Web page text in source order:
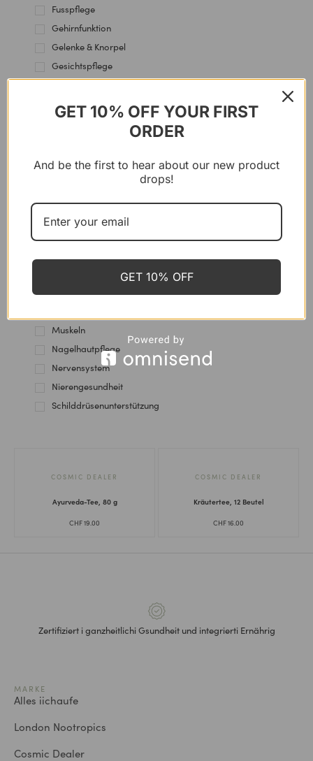
Fusspflege
Gehirnfunktion
Gelenke & Knorpel
Gesichtspflege
Haarpflege
Handpflege
Herz & Blutgefässe
Kniepflege
Leberunterstützung
Lippenpflege
Muskeln
Nagelhautpflege
Nervensystem
Nierengesundheit
Schilddrüsenunterstützung
Ayurveda-Tee, 80 g
CHF19.00
COSMIC DEALER
Kräutertee, 12 Beutel
CHF16.00
COSMIC DEALER
Zertifiziert i ganzheitlichi Gsundheit und integrierti Ernährig
MARKE
Alles iichaufe
London Nootropics
Cosmic Dealer
GET 10% OFF YOUR FIRST
ORDER
And be the first to hear about our new product
drops!
GET 10% OFF